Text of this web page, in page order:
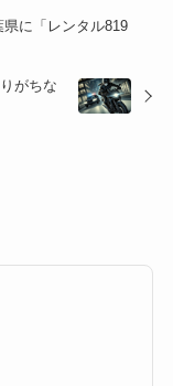
に「レンタル819
がちな